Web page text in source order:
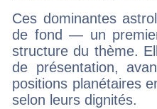
Ces dominantes
de fond — un
structure du thème.
de présentation,
positions planétaires
selon leurs dignités.